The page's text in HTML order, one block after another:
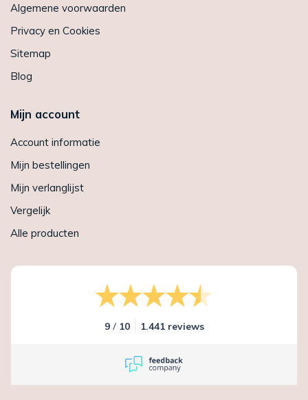
Algemene voorwaarden
Privacy en Cookies
Sitemap
Blog
Mijn account
Account informatie
Mijn bestellingen
Mijn verlanglijst
Vergelijk
Alle producten
9 / 10 1.441 reviews